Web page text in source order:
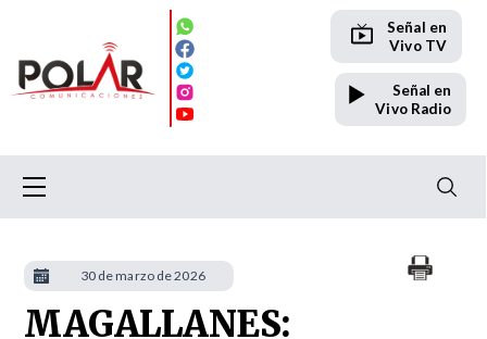
Señal en
Vivo TV
Señal en
Vivo Radio
MAGALLANES:
30 de marzo de 2026